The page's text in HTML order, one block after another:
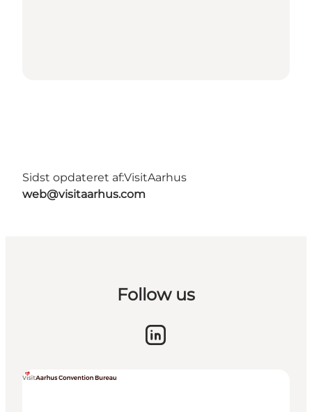
Sidst opdateret af:VisitAarhus
web@visitaarhus.com
Follow us